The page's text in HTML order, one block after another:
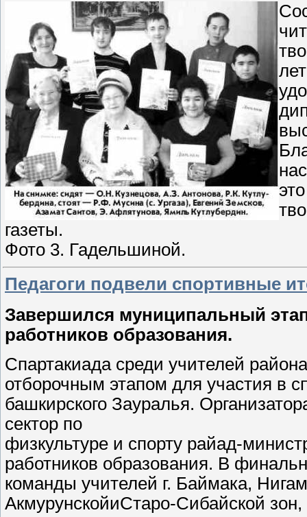
газеты.
Фото 3. Гадельшиной.
Педагоги подвели спортивные
Завершился муниципальный
работников образования.
Спартакиада среди учителей
отборочным этапом для участия в
башкирского Зауралья.
сектор по
физкультуре и спорту райад-
работников образования. В
команды учителей г. Баймака,
АкмурунскойиСтаро-Сибайской